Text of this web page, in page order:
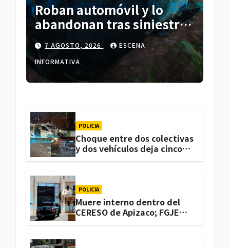
Roban automóvil y lo
abandonan tras siniestro
en Españita
7 AGOSTO, 2026
ESCENA
INFORMATIVA
POLICIA
Choque entre dos colectivas
y dos vehículos deja cinco
POLICIA
Muere interno dentro del
CERESO de Apizaco; FGJE